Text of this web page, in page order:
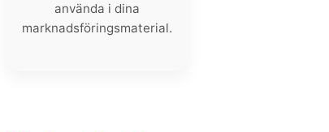
använda i dina
marknadsföringsmaterial.